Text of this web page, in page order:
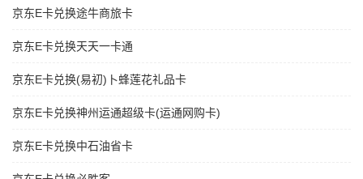
京东E卡兑换途牛商旅卡
京东E卡兑换天天一卡通
京东E卡兑换(易初)卜蜂莲花礼品卡
京东E卡兑换神州运通超级卡(运通网购卡)
京东E卡兑换中石油省卡